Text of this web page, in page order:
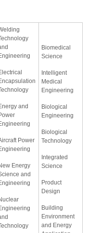
and
Power
Energy
and
Biomedical
Science
Intelligent
Medical
Engineering
Biological
Engineering
Biological
Technology
Integrated
Science
Product
Design
Building
Environment
and Energy